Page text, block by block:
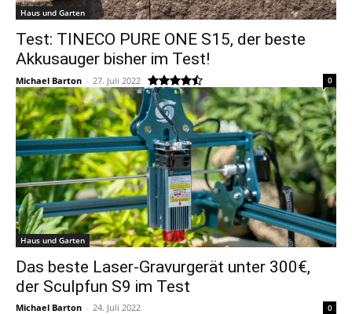
Haus und Garten
Test: TINECO PURE ONE S15, der beste
Akkusauger bisher im Test!
Michael Barton - 27. Juli 2022 0
Haus und Garten
Das beste Laser-Gravurgerät unter 300€,
der Sculpfun S9 im Test
Michael Barton - 24. Juli 2022 0